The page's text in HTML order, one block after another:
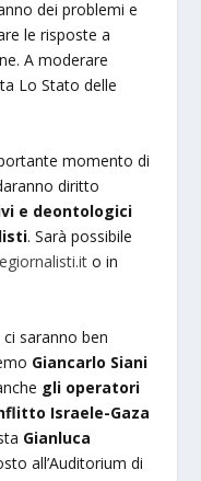
dei problemi e
le risposte a
A moderare
Lo Stato delle
momento di
diritto
e deontologici
. Sarà possibile
o in
saranno ben
Giancarlo Siani
gli operatori
Israele-Gaza
Gianluca
all’Auditorium di